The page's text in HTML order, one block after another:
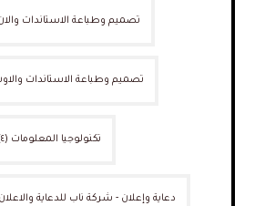
تصميم وطباعة الاستاندات
تصميم وطباعة الاستاندات
تكنولوجيا المعلومات (٤)
دعاية وإعلان - شركة ناب للدعاية